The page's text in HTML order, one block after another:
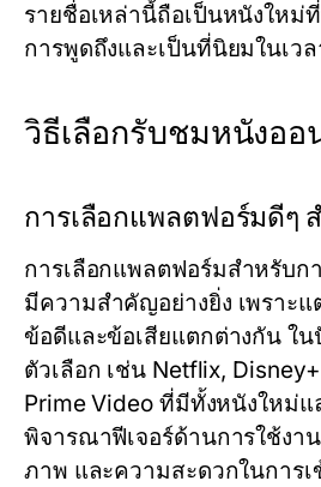
รายชื่อเหล่านี้ถือเป็นหนังใหม่
การพูดถึงและเป็นที่นิยมในเว
วิธีเลือกรับชมหนังออ
การเลือกแพลตฟอร์มดีๆ
การเลือกแพลตฟอร์มสำหรับ
มีความสำคัญอย่างยิ่ง เพราะ
ข้อดีและข้อเสียแตกต่างกัน ใ
ตัวเลือก เช่น Netflix,
Prime Video ที่มีทั้งหนังใหม่
พิจารณาฟีเจอร์ด้านการใช้งา
ภาพ และความสะดวกในการเ